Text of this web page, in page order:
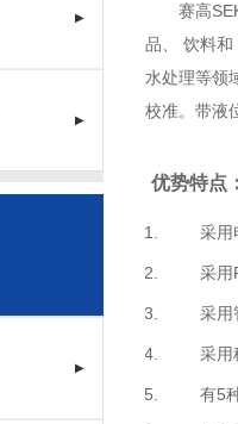
▶
▶
▶
赛高
品、 饮料和
水处理等领
校准。带液
优势特点
采用电
采用
采用智
采用稳
有5种